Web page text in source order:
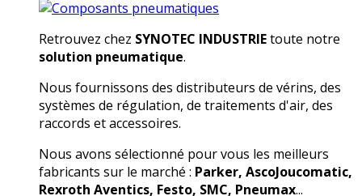
Retrouvez chez SYNOTEC INDUSTRIEtoute notre
solution pneumatique.
Nous fournissons des distributeurs de vérins, des
systèmes de régulation, de traitements d'air, des
raccords et accessoires.
Nous avons sélectionné pour vous les meilleurs
fabricants sur le marché : Parker, AscoJoucomatic,
Rexroth Aventics, Festo, SMC, Pneumax...